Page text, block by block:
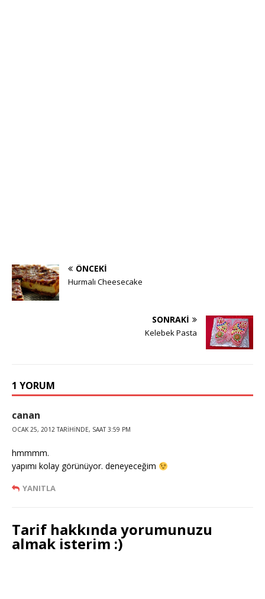
ÖNCEKI
Hurmalı Cheesecake
SONRAKI
Kelebek Pasta
1 YORUM
canan
OCAK 25, 2012 TARIHINDE, SAAT 3:59 PM
hmmmm.
yapımı kolay görünüyor. deneyeceğim
YANITLA
Tarif hakkında yorumunuzu
almak isterim :)